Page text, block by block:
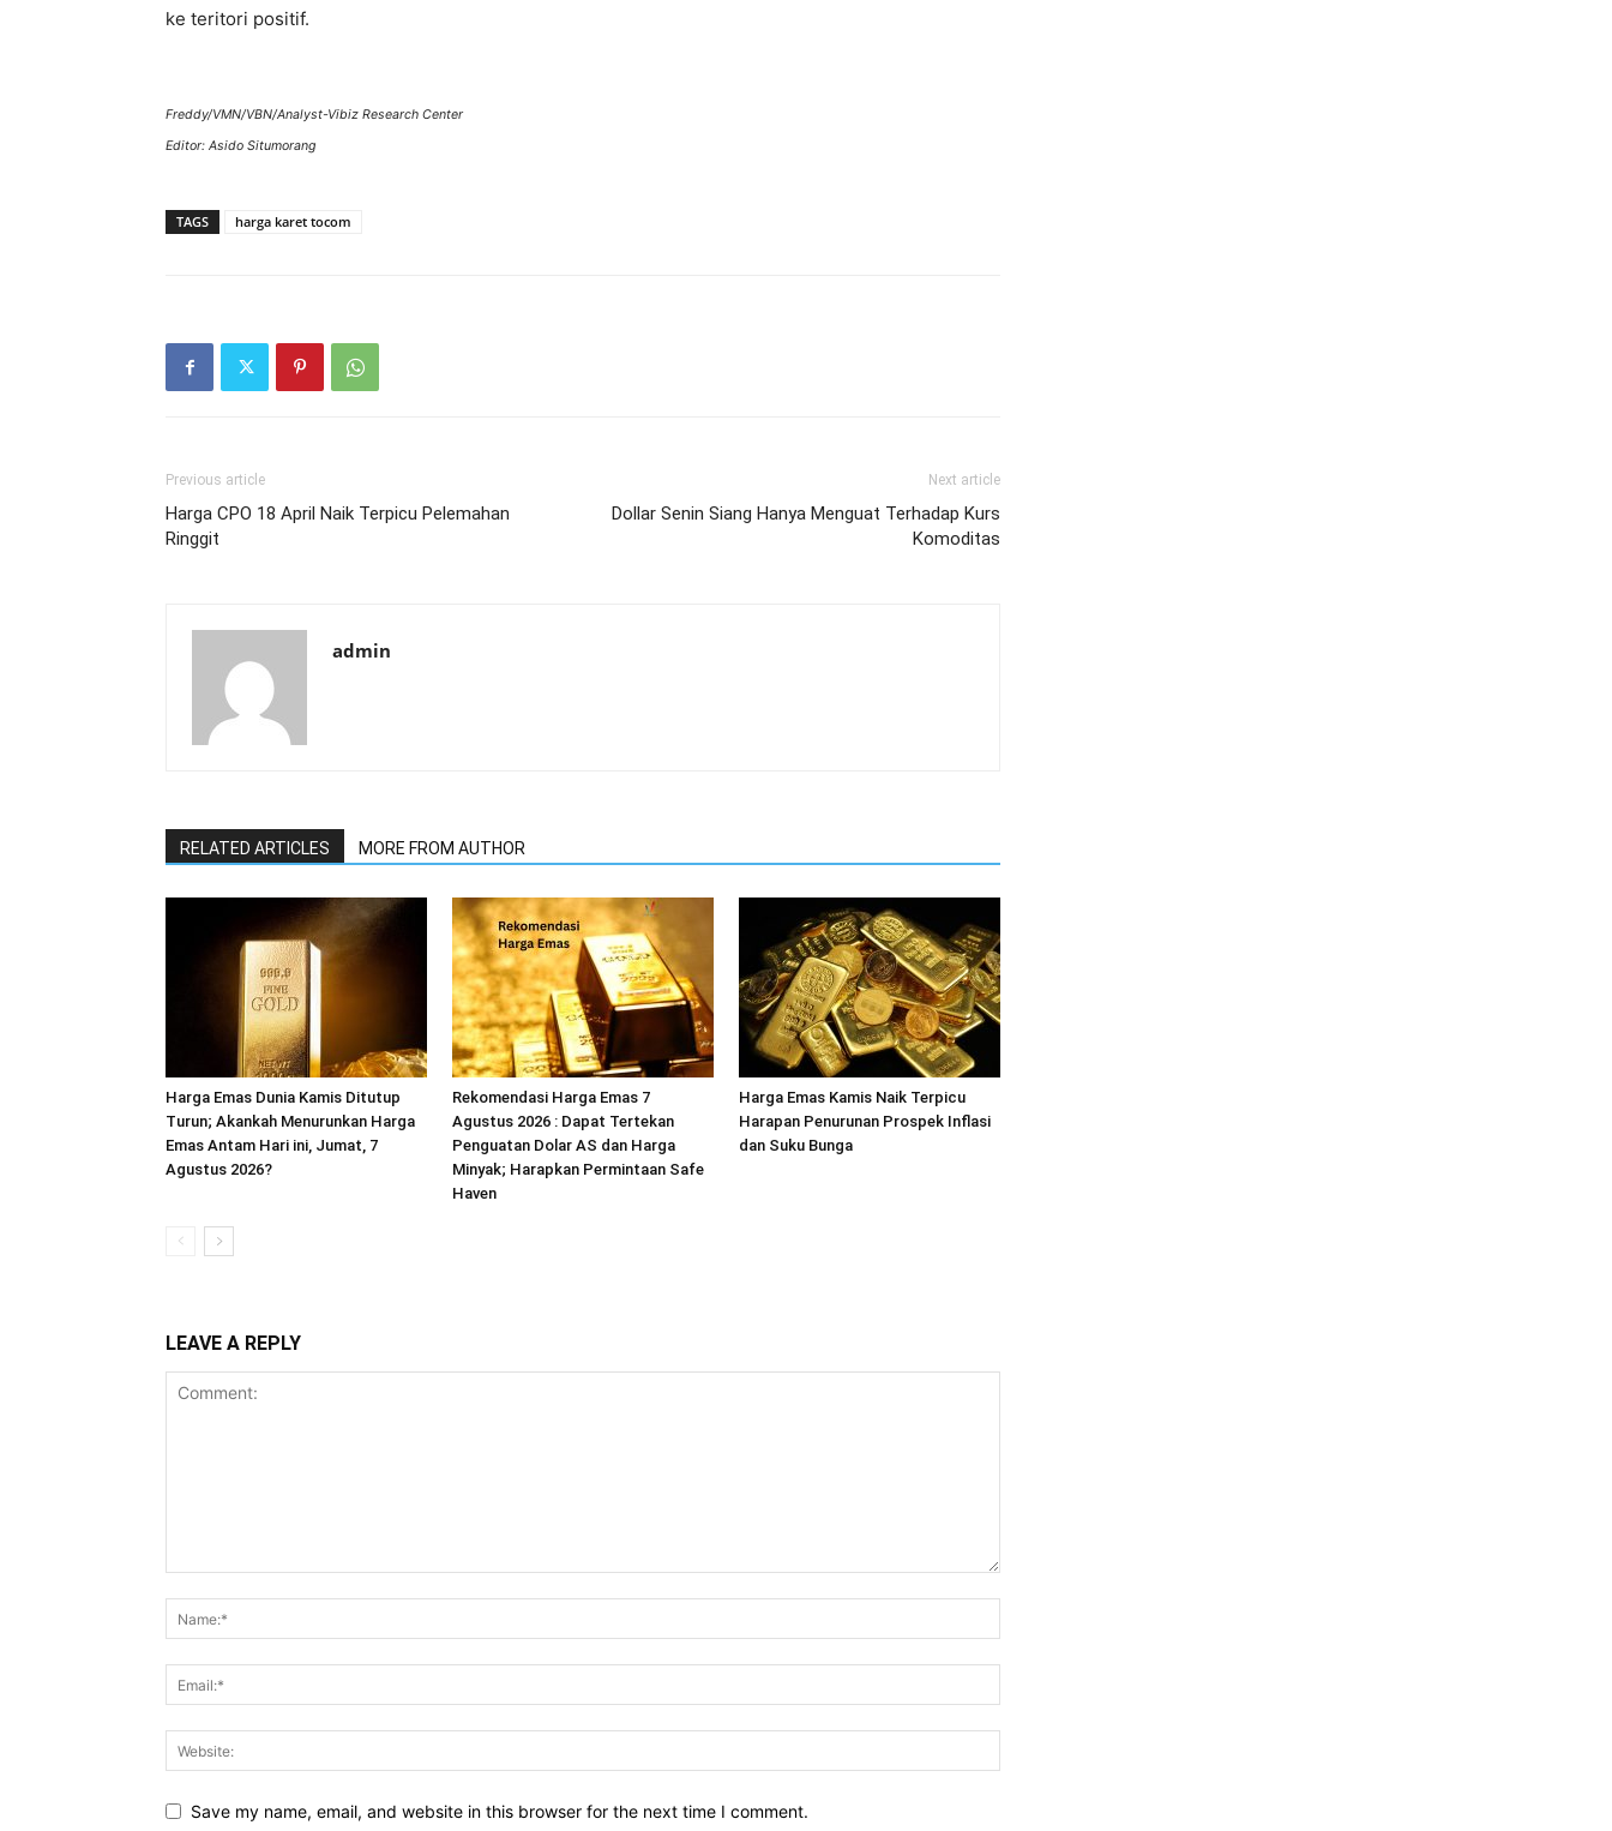
ke teritori positif.
Freddy/VMN/VBN/Analyst-Vibiz Research Center
Editor: Asido Situmorang
TAGS harga karet tocom
Previous article
Harga CPO 18 April Naik Terpicu Pelemahan
Ringgit
Next article
Dollar Senin Siang Hanya Menguat Terhadap Kurs
Komoditas
admin
RELATED ARTICLES MORE FROM AUTHOR
Harga Emas Dunia Kamis Ditutup
Turun; Akankah Menurunkan Harga
Emas Antam Hari ini, Jumat, 7
Agustus 2026?
Rekomendasi Harga Emas 7
Agustus 2026 : Dapat Tertekan
Penguatan Dolar AS dan Harga
Minyak; Harapkan Permintaan Safe
Haven
Harga Emas Kamis Naik Terpicu
Harapan Penurunan Prospek Inflasi
dan Suku Bunga
LEAVE A REPLY
Save my name, email, and website in this browser for the next time I comment.